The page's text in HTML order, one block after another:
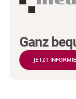
Ganz
JETZT